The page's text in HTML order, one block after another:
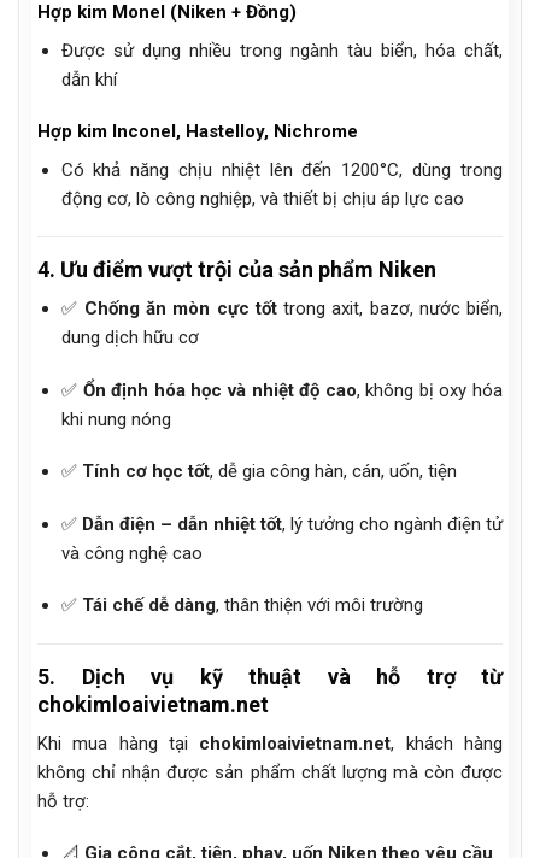
Hợp kim Monel (Niken + Đồng)
Được sử dụng nhiều trong ngành tàu biển, hóa chất,
dẫn khí
Hợp kim Inconel, Hastelloy, Nichrome
Có khả năng chịu nhiệt lên đến 1200°C, dùng trong
động cơ, lò công nghiệp, và thiết bị chịu áp lực cao
4. Ưu điểm vượt trội của sản phẩm Niken
✅ Chống ăn mòn cực tốttrong axit, bazơ, nước biển,
dung dịch hữu cơ
✅ Ổn định hóa học và nhiệt độ cao, không bị oxy hóa
khi nung nóng
✅ Tính cơ học tốt, dễ gia công hàn, cán, uốn, tiện
✅ Dẫn điện – dẫn nhiệt tốt, lý tưởng cho ngành điện tử
và công nghệ cao
✅ Tái chế dễ dàng, thân thiện với môi trường
5. Dịch vụ kỹ thuật và hỗ trợ từ
chokimloaivietnam.net
Khi mua hàng tại chokimloaivietnam.net, khách hàng
không chỉ nhận được sản phẩm chất lượng mà còn được
hỗ trợ:
📐 Gia công cắt, tiện, phay, uốn Niken theo yêu cầu